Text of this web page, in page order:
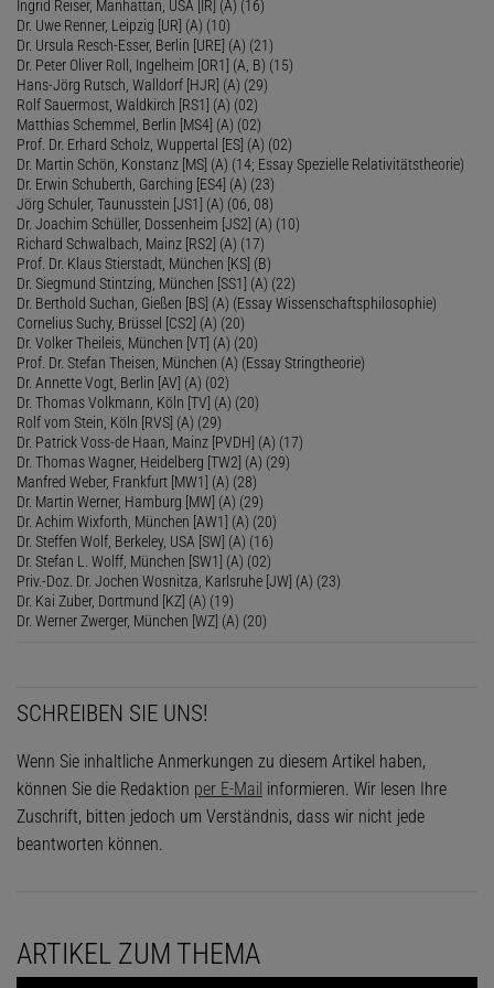
Ingrid Reiser, Manhattan, USA [IR] (A) (16)
Dr. Uwe Renner, Leipzig [UR] (A) (10)
Dr. Ursula Resch-Esser, Berlin [URE] (A) (21)
Dr. Peter Oliver Roll, Ingelheim [OR1] (A, B) (15)
Hans-Jörg Rutsch, Walldorf [HJR] (A) (29)
Rolf Sauermost, Waldkirch [RS1] (A) (02)
Matthias Schemmel, Berlin [MS4] (A) (02)
Prof. Dr. Erhard Scholz, Wuppertal [ES] (A) (02)
Dr. Martin Schön, Konstanz [MS] (A) (14; Essay Spezielle Relativitätstheorie)
Dr. Erwin Schuberth, Garching [ES4] (A) (23)
Jörg Schuler, Taunusstein [JS1] (A) (06, 08)
Dr. Joachim Schüller, Dossenheim [JS2] (A) (10)
Richard Schwalbach, Mainz [RS2] (A) (17)
Prof. Dr. Klaus Stierstadt, München [KS] (B)
Dr. Siegmund Stintzing, München [SS1] (A) (22)
Dr. Berthold Suchan, Gießen [BS] (A) (Essay Wissenschaftsphilosophie)
Cornelius Suchy, Brüssel [CS2] (A) (20)
Dr. Volker Theileis, München [VT] (A) (20)
Prof. Dr. Stefan Theisen, München (A) (Essay Stringtheorie)
Dr. Annette Vogt, Berlin [AV] (A) (02)
Dr. Thomas Volkmann, Köln [TV] (A) (20)
Rolf vom Stein, Köln [RVS] (A) (29)
Dr. Patrick Voss-de Haan, Mainz [PVDH] (A) (17)
Dr. Thomas Wagner, Heidelberg [TW2] (A) (29)
Manfred Weber, Frankfurt [MW1] (A) (28)
Dr. Martin Werner, Hamburg [MW] (A) (29)
Dr. Achim Wixforth, München [AW1] (A) (20)
Dr. Steffen Wolf, Berkeley, USA [SW] (A) (16)
Dr. Stefan L. Wolff, München [SW1] (A) (02)
Priv.-Doz. Dr. Jochen Wosnitza, Karlsruhe [JW] (A) (23)
Dr. Kai Zuber, Dortmund [KZ] (A) (19)
Dr. Werner Zwerger, München [WZ] (A) (20)
SCHREIBEN SIE UNS!
Wenn Sie inhaltliche Anmerkungen zu diesem Artikel haben,
können Sie die Redaktion per E-Mail informieren. Wir lesen Ihre
Zuschrift, bitten jedoch um Verständnis, dass wir nicht jede
beantworten können.
ARTIKEL ZUM THEMA